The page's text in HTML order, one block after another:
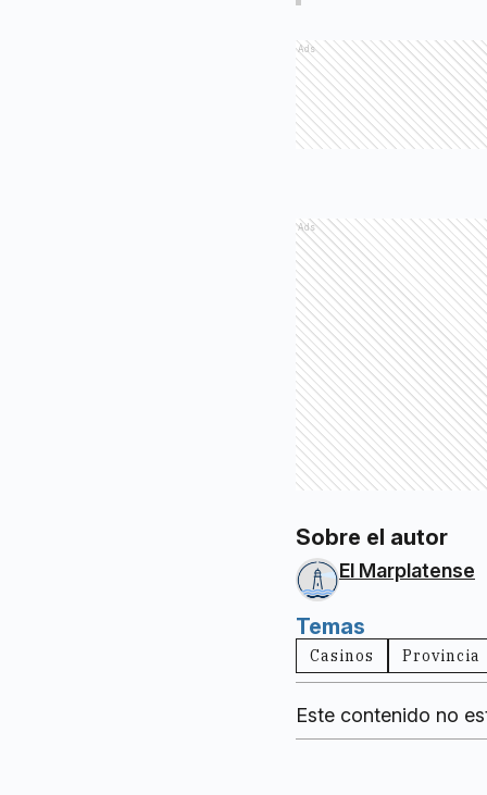
Ads
Ads
Sobre el autor
El Marplatense
Temas
Casinos Provincia
Este contenido no